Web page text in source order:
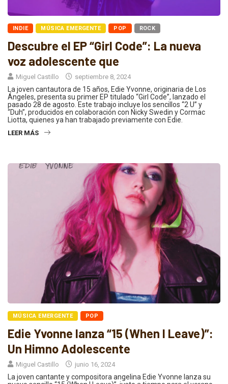
INDIE MÚSICA EMERGENTE POP ROCK
Descubre el EP “Girl Code”: La nueva
voz adolescente que
Miguel Castillo septiembre 8, 2024
La joven cantautora de 15 años, Edie Yvonne, originaria de Los
Ángeles, presenta su primer EP titulado “Girl Code”, lanzado el
pasado 28 de agosto. Este trabajo incluye los sencillos “2 U” y
“Duh”, producidos en colaboración con Nicky Swedin y Cormac
Liotta, quienes ya han trabajado previamente con Edie.
LEER MÁS
MÚSICA EMERGENTE POP
Edie Yvonne lanza “15 (When I Leave)”:
Un Himno Adolescente
Miguel Castillo junio 16, 2024
La joven cantante y compositora angelina Edie Yvonne lanza su